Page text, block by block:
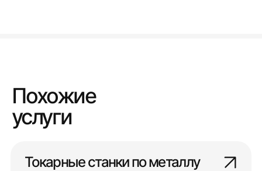
Похожие
услуги
Токарные станки по металлу